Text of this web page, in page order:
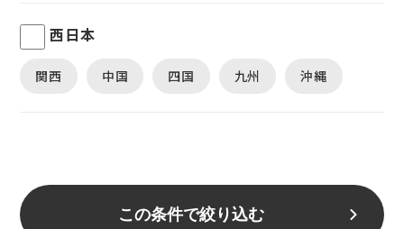
西日本
関西 中国 四国 九州 沖縄
この条件で絞り込む